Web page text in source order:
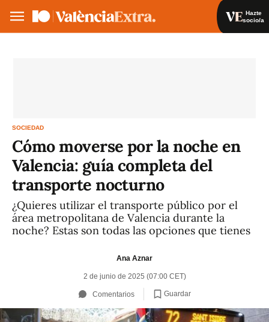
Hazte
socio/a
SOCIEDAD
Cómo moverse por la noche en
Valencia: guía completa del
transporte nocturno
¿Quieres utilizar el transporte público por el
área metropolitana de Valencia durante la
noche? Estas son todas las opciones que tienes
Ana Aznar
2 de junio de 2025 (07:00 CET)
Comentarios Guardar